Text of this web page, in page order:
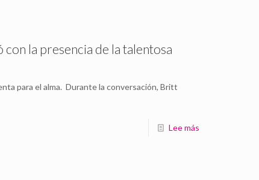
con la presencia de la talentosa
para el alma. Durante la conversación, Britt
Lee más